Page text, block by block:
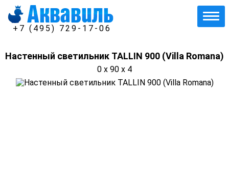
+7 (495) 729-17-06
Настенный светильник TALLIN 900 (Villa Romana)
0 x 90 x 4